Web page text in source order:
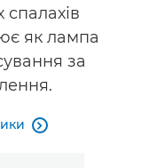
як лампа
за
